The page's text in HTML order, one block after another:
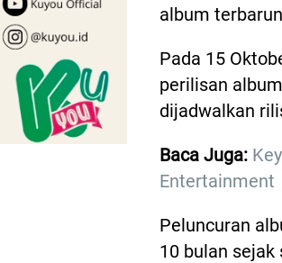
album
Pada 15
perilisan
dijadwalkan
Baca Juga:
Entertainment
Peluncuran
10 bulan sejak